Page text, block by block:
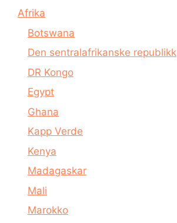
Afrika
Botswana
Den sentralafrikanske republikk
DR Kongo
Egypt
Ghana
Kapp Verde
Kenya
Madagaskar
Mali
Marokko